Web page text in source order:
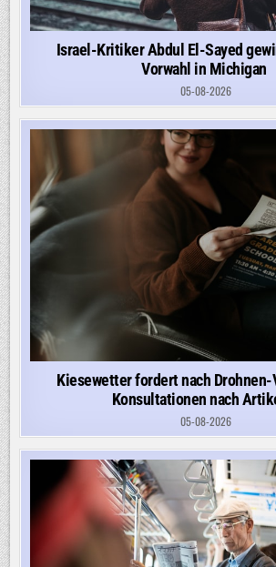
Israel-Kritiker Abdul El-Sayed
Vorwahl in Michigan
05-08-2026
Kiesewetter fordert nach
Konsultationen nach
05-08-2026